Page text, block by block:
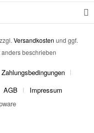
Versandkosten und ggf.
beschrieben
AGB
Impressum